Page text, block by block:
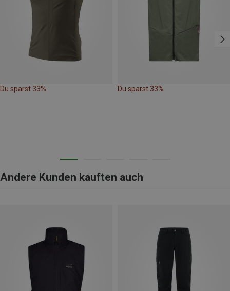
Du sparst 33% Du sparst 33%
Andere Kunden kauften auch